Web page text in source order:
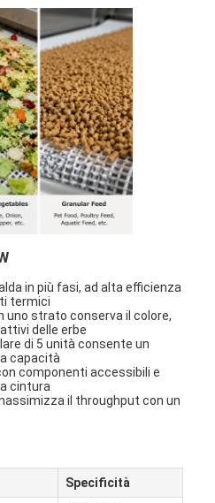
ad alta velocità
di vibrazione
pressione
nastro
in più fasi, ad alta efficienza
termici
uno strato conserva il colore,
delle erbe
di 5 unità consente un
capacità
componenti accessibili e
cintura
il throughput con un
Specificità